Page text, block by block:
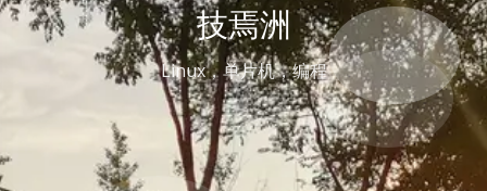
技焉洲
Linux，单片机，编程